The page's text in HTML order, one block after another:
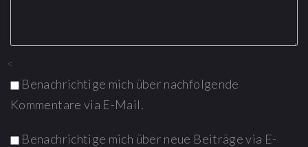
<
Benachrichtige mich über nachfolgende
Kommentare via E-Mail.
Benachrichtige mich über neue Beiträge via E-